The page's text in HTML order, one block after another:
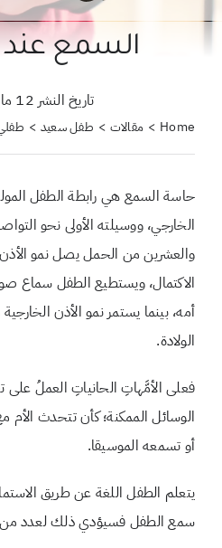
السمع عند
Home مقالات طفل سعيد
تاريخ النشر 12 مايو, 2020
حاسة السمع هي رابطة الطفل
الخارجي، ووسيلته الأولى نحو
والعشرين من الحمل يصل نمو
الاكتمال، ويستطيع الطفل سماع
أمه، بينما يستمر نمو الأذن
الولادة.
فعلى الأمَّهاتِ الحانياتِ العملُ
الوسائل الممكنة؛ كأن تتحدث الأم
أو تسمعه الموسيقا.
يتعلم الطفل اللغة عن طريق
سمع الطفل فسيؤدي ذلك لعدد من